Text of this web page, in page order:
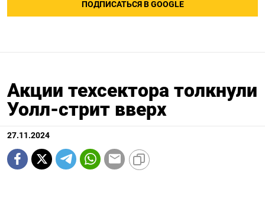
ПОДПИСАТЬСЯ В GOOGLE
Акции техсектора толкнули
Уолл-стрит вверх
27.11.2024